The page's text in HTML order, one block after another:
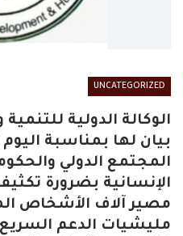
UNCATEGORIZED
الوكالة الدولية
بيان لها بمناسبة اليوم
المجتمع الدولي
الإنسانية بضرورة
مصير آلاف الأشخاص
مليشيات الدعم السريع